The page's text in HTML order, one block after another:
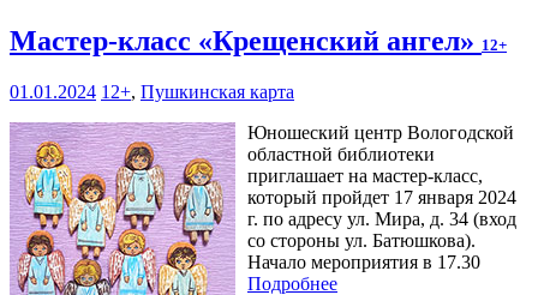
Мастер-класс «Крещенский ангел» 12+
01.01.2024 12+, Пушкинская карта
Юношеский центр Вологодской
областной библиотеки
приглашает на мастер-класс,
который пройдет 17 января 2024
г. по адресу ул. Мира, д. 34 (вход
со стороны ул. Батюшкова).
Начало мероприятия в 17.30
Подробнее